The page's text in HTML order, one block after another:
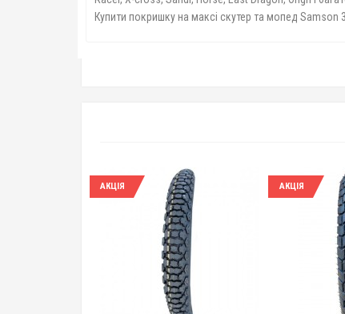
комфортну та безпечну їзду твердим дорожнім